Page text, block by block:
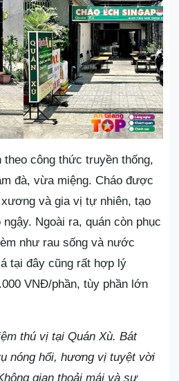
công thức truyền thống,
đà, vừa miệng. Cháo được
và gia vị tự nhiên, tạo
Ngoài ra, quán còn phục
như rau sống và nước
tại đây cũng rất hợp lý
VNĐ/phần, tùy phần lớn
thú vị tại Quán Xù. Bát
nóng hổi, hương vị tuyệt vời
gian thoải mái và sự